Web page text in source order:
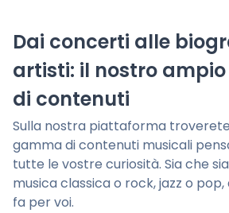
Dai concerti alle
artisti: il nostro
di contenuti
Sulla nostra piattaforma
gamma di contenuti musicali
tutte le vostre curiosità. Sia che
musica classica o rock, jazz o
fa per voi.